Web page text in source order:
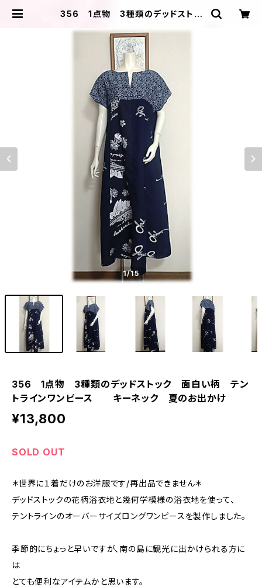
356 1点物 3種類のデッドストッ
ス キーネック 夏のお出かけ | Ｉ
ＬＩＫＡ ＤＥＳＩＧＮＳ
1/15
356 1点物 3種類のデッドストック 面白い柄 テン
トラインワンピース キーネック 夏のお出かけ
¥13,800
SOLD OUT
＊世界に１着だけのお洋服です/再出品できません＊
デッドストックの花柄浴衣地と幾何学模様の浴衣地を使って、
テントラインのオーバーサイズロングワンピースを製作しました。
季節的にちょっと早いですが、南の島に観光に出かけられる方に
は
とても便利なアイテムかと思います。